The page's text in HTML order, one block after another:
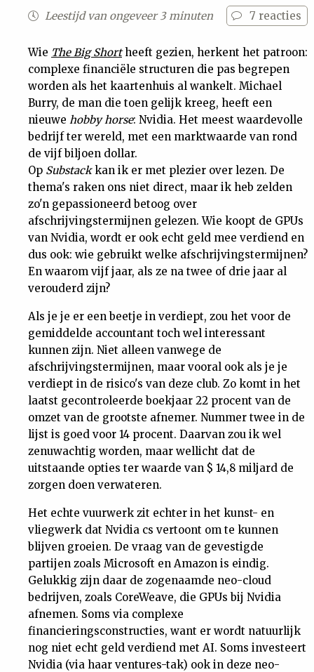
Leestijd van ongeveer 3 minuten 7 reacties
Wie The Big Shortheeft gezien, herkent het patroon:
complexe financiële structuren die pas begrepen
worden als het kaartenhuis al wankelt. Michael
Burry, de man die toen gelijk kreeg, heeft een
nieuwe hobby horse: Nvidia. Het meest waardevolle
bedrijf ter wereld, met een marktwaarde van rond
de vijf biljoen dollar.
Op Substackkan ik er met plezier over lezen. De
thema's raken ons niet direct, maar ik heb zelden
zo'n gepassioneerd betoog over
afschrijvingstermijnen gelezen. Wie koopt de GPUs
van Nvidia, wordt er ook echt geld mee verdiend en
dus ook: wie gebruikt welke afschrijvingstermijnen?
En waarom vijf jaar, als ze na twee of drie jaar al
verouderd zijn?
Als je je er een beetje in verdiept, zou het voor de
gemiddelde accountant toch wel interessant
kunnen zijn. Niet alleen vanwege de
afschrijvingstermijnen, maar vooral ook als je je
verdiept in de risico's van deze club. Zo komt in het
laatst gecontroleerde boekjaar 22 procent van de
omzet van de grootste afnemer. Nummer twee in de
lijst is goed voor 14 procent. Daarvan zou ik wel
zenuwachtig worden, maar wellicht dat de
uitstaande opties ter waarde van $ 14,8 miljard de
zorgen doen verwateren.
Het echte vuurwerk zit echter in het kunst- en
vliegwerk dat Nvidia cs vertoont om te kunnen
blijven groeien. De vraag van de gevestigde
partijen zoals Microsoft en Amazon is eindig.
Gelukkig zijn daar de zogenaamde neo-cloud
bedrijven, zoals CoreWeave, die GPUs bij Nvidia
afnemen. Soms via complexe
financieringsconstructies, want er wordt natuurlijk
nog niet echt geld verdiend met AI. Soms investeert
Nvidia (via haar ventures-tak) ook in deze neo-